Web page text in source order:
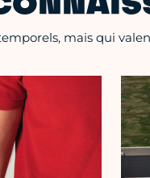
mais qui